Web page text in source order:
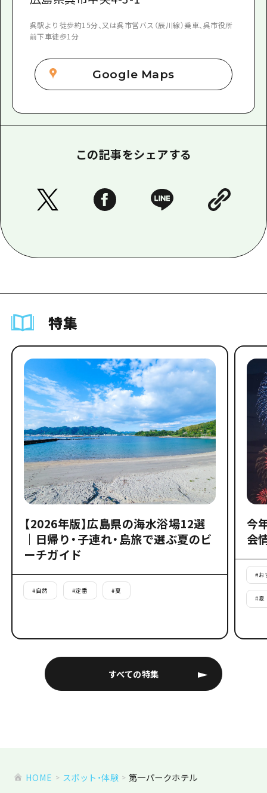
呉駅より徒歩約15分、又は呉市営バス（辰川線）乗車、呉市役所
前下車徒歩1分
Google Maps
この記事をシェアする
特集
すべての特集
【2026年版】広島県の海水浴場12選
｜日帰り・子連れ・島旅で選ぶ夏のビ
ーチガイド
#自然 #定番 #夏
今
会
#お
#夏
HOME スポット・体験 第一パークホテル